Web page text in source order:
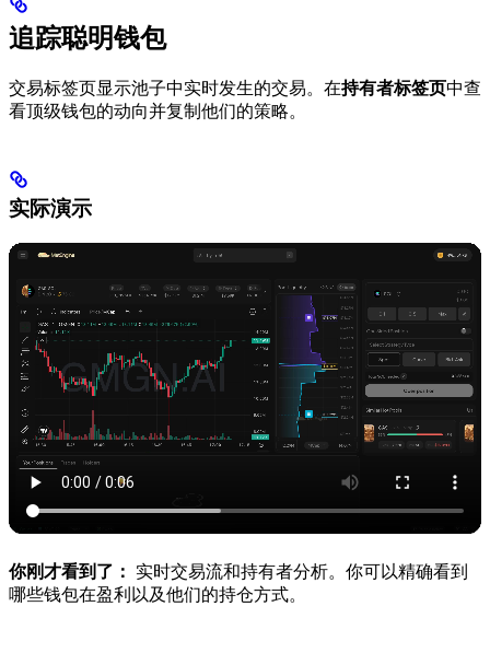
追踪聪明钱包
交易标签页显示池子中实时发生的交易。在持有者标签页中查
看顶级钱包的动向并复制他们的策略。
实际演示
你刚才看到了：
实时交易流和持有者分析。你可以精确看到
哪些钱包在盈利以及他们的持仓方式。